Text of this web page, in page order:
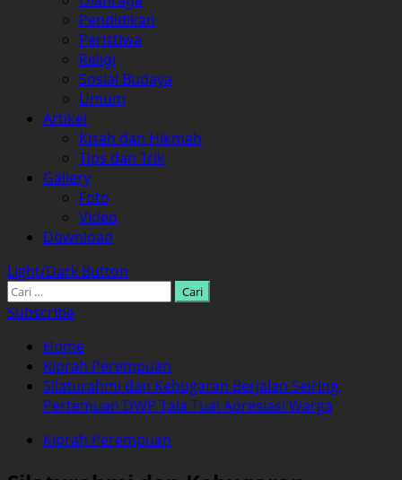
Pendidikan
Peristiwa
Religi
Sosial Budaya
Umum
Artikel
Kisah dan Hikmah
Tips dan Trik
Gallery
Foto
Video
Download
Light/Dark Button
Cari
untuk:
Subscribe
Home
Kiprah Perempuan
Silaturahmi dan Kebugaran Berjalan Seiring,
Pertemuan DWP Tala Tuai Apresiasi Warga
Kiprah Perempuan